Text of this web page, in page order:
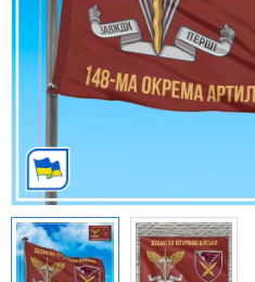
Прапори на
Замовлення
Прапори Міжнародних
Спортивні Прапори
Етнічні Прапори